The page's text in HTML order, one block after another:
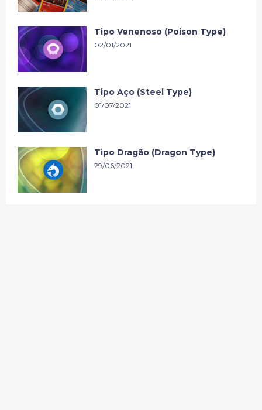
Tipo Venenoso (Poison Type)
02/01/2021
Tipo Aço (Steel Type)
01/07/2021
Tipo Dragão (Dragon Type)
29/06/2021